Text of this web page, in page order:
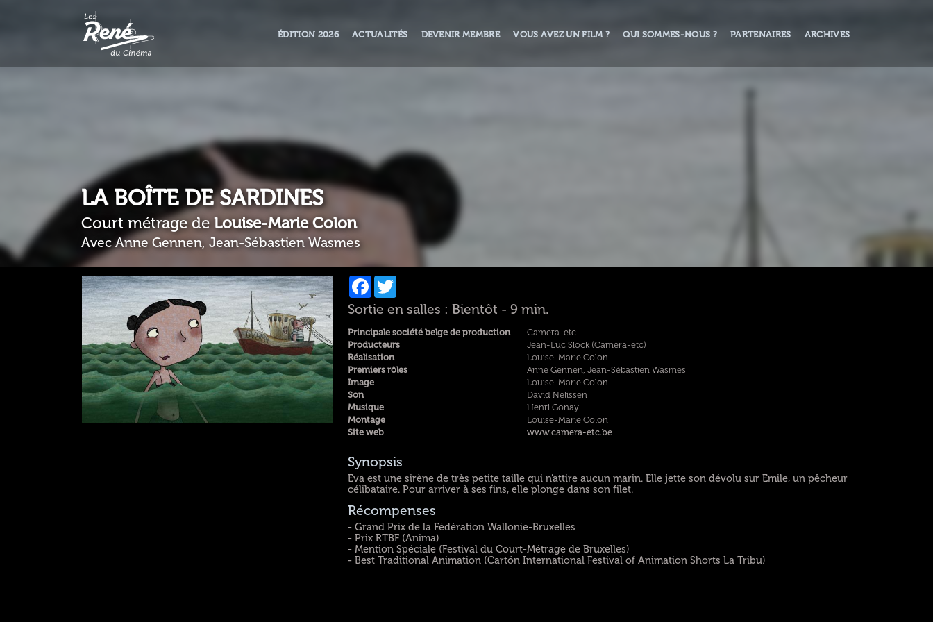
ÉDITION 2026 ACTUALITÉS DEVENIR MEMBRE VOUS AVEZ UN FILM ? QUI SOMMES-NOUS ? PARTENAIRES ARCHIVES
LA BOÎTE DE SARDINES
Court métrage de Louise-Marie Colon
Avec Anne Gennen, Jean-Sébastien Wasmes
Facebook
Sortie en salles : Bientôt - 9 min.
Principale société belge de production
Camera-etc
Producteurs
Jean-Luc Slock (Camera-etc)
Réalisation
Louise-Marie Colon
Premiers rôles
Anne Gennen, Jean-Sébastien Wasmes
Image
Louise-Marie Colon
Son
David Nelissen
Musique
Henri Gonay
Montage
Louise-Marie Colon
Site web
www.camera-etc.be
Synopsis
Eva est une sirène de très petite taille qui n’attire aucun marin. Elle jette son dévolu sur Emile, un pêcheur
célibataire. Pour arriver à ses fins, elle plonge dans son filet.
Récompenses
- Grand Prix de la Fédération Wallonie-Bruxelles
- Prix RTBF (Anima)
- Mention Spéciale (Festival du Court-Métrage de Bruxelles)
- Best Traditional Animation (Cartón International Festival of Animation Shorts La Tribu)